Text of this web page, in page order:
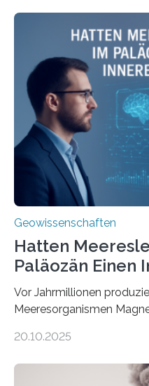
Meeresboden die
Stoffkreislauf im Ozean
mit dem Titel „Iron’s
& Environment
Forschungsergebnisse
neu, um zu erklären, wie
Systemen freigesetzt
transportiert werden kann.
Geowissenschaften
Hatten
Paläozän Einen
Vor Jahrmillionen
Meeresorganismen
Sedimenten zu finden
Domänen auf einem
20.10.2025